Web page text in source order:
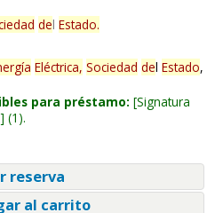
del Estado.
Eléctrica, Sociedad del Estado,
para préstamo: Signatura
(1).
reserva
al carrito